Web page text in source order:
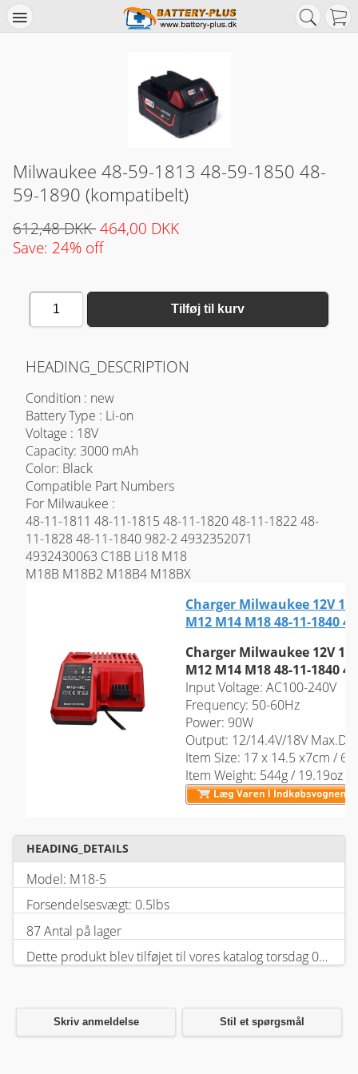
Milwaukee 48-59-1813 48-59-1850 48-
59-1890 (kompatibelt)
612,48 DKK464,00 DKK
Save: 24% off
1 Tilføj til kurv
HEADING_DESCRIPTION
Condition : new
Battery Type : Li-on
Voltage : 18V
Capacity: 3000 mAh
Color: Black
Compatible Part Numbers
For Milwaukee :
48-11-1811 48-11-1815 48-11-1820 48-11-1822 48-
11-1828 48-11-1840 982-2 4932352071
4932430063 C18B Li18 M18
M18B M18B2 M18B4 M18BX
Charger Milwaukee 12V
M12 M14 M18 48-11-1840
Charger Milwaukee 12V
M12 M14 M18 48-11-1840
Input Voltage: AC100-240V
Frequency: 50-60Hz
Power: 90W
Output: 12/14.4V/18V
Item Size: 17 x 14.5 x7cm /
Item Weight: 544g / 19.19oz
HEADING_DETAILS
Model: M18-5
Forsendelsesvægt: 0.5lbs
87 Antal på lager
Dette produkt blev tilføjet til vores katalog torsdag 05 februar, 2026.
Skriv anmeldelse Stil et spørgsmål